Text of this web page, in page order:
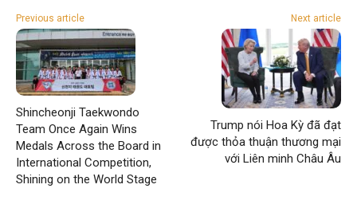
Previous article
Shincheonji Taekwondo
Team Once Again Wins
Medals Across the Board in
International Competition,
Shining on the World Stage
Next article
Trump nói Hoa Kỳ đã đạt
được thỏa thuận thương mại
với Liên minh Châu Âu